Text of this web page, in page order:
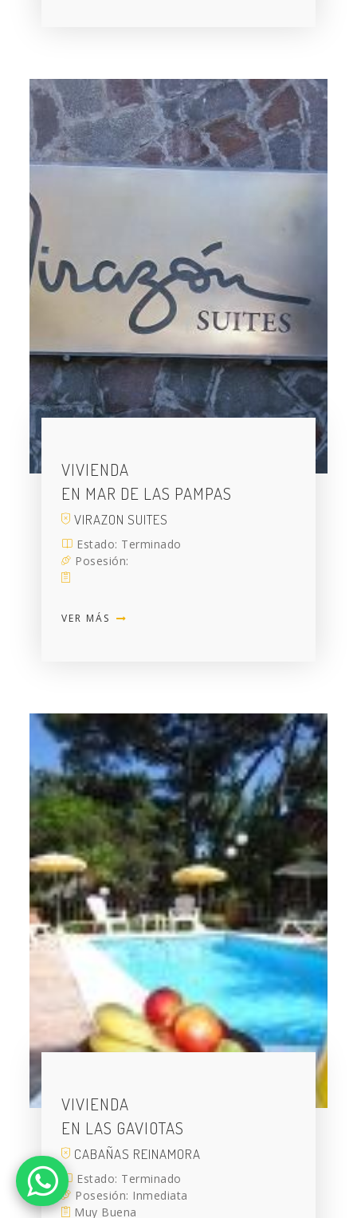
VIVIENDA
EN MAR DE LAS PAMPAS
VIRAZON SUITES
Estado: Terminado
Posesión:
VER MÁS
VIVIENDA
EN LAS GAVIOTAS
CABAÑAS REINAMORA
Estado: Terminado
Posesión: Inmediata
Muy Buena